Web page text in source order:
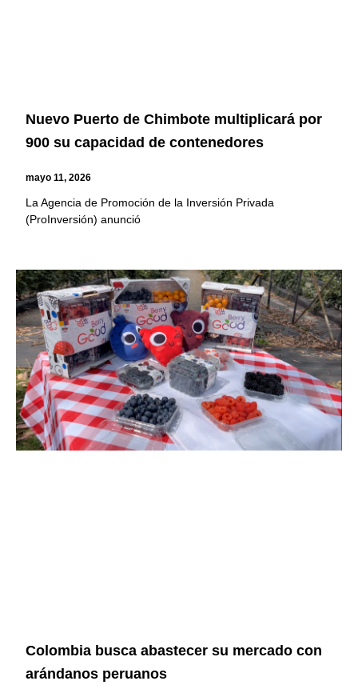
Nuevo Puerto de Chimbote multiplicará por
900 su capacidad de contenedores
mayo 11, 2026
La Agencia de Promoción de la Inversión Privada
(ProInversión) anunció
Colombia busca abastecer su mercado con
arándanos peruanos